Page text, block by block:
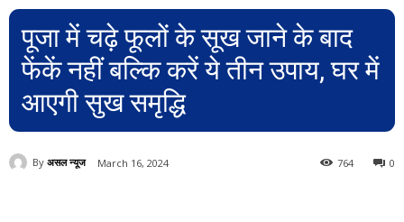
पूजा में चढ़े फूलों के सूख जाने के बाद
फेंकें नहीं बल्कि करें ये तीन उपाय, घर में
आएगी सुख समृद्धि
By असल न्यूज March 16, 2024 0
764